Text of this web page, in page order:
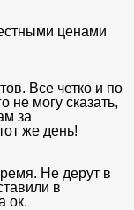
ценами
Все четко и по
не могу сказать,
за
же день!
Не дерут в
в
ок.